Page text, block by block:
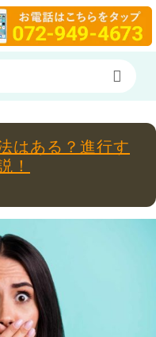
はある？進行す
！